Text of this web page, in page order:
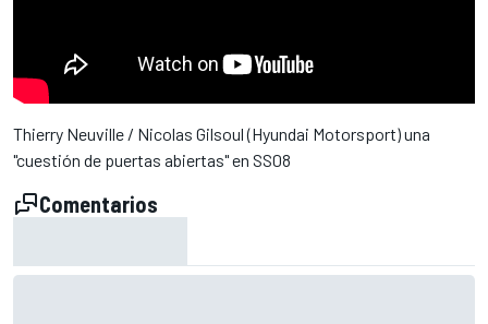
Thierry Neuville / Nicolas Gilsoul (Hyundai Motorsport) una
"cuestión de puertas abiertas" en SS08
Comentarios